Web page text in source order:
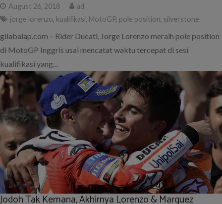
August 26, 2018
ad
jorge lorenzo, kualifikasi, MotoGP, pole position, silverstone
gilabalap.com – Rider Ducati, Jorge Lorenzo meraih pole position
di MotoGP Inggris usai mencatat waktu tercepat di sesi
kualifikasi yang…
Jodoh Tak Kemana, Akhirnya Lorenzo & Marquez